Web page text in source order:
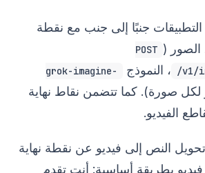
جنبًا إلى جنب مع نقطة
الصور ( POST
/v1/ ، النموذج
grok-imagine-
دولار لكل صورة). كما تتضمن نقاط نهاية
الفيديو.
النص إلى فيديو عن نقطة نهاية
بطريقة أساسية: أنت تقدم